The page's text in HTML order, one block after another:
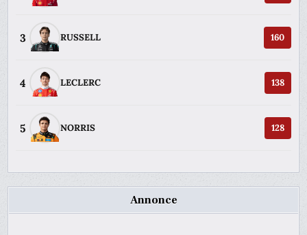
3 RUSSELL 160
4 LECLERC 138
5 NORRIS 128
Annonce